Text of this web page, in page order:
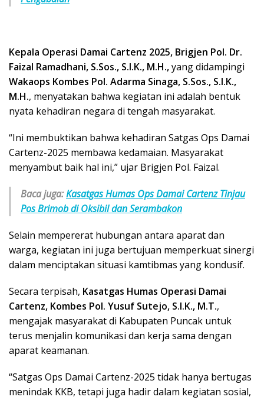
Kepala Operasi Damai Cartenz 2025, Brigjen Pol. Dr.
Faizal Ramadhani, S.Sos., S.I.K., M.H.,yang didampingi
Wakaops Kombes Pol. Adarma Sinaga, S.Sos., S.I.K.,
M.H., menyatakan bahwa kegiatan ini adalah bentuk
nyata kehadiran negara di tengah masyarakat.
“Ini membuktikan bahwa kehadiran Satgas Ops Damai
Cartenz-2025 membawa kedamaian. Masyarakat
menyambut baik hal ini,” ujar Brigjen Pol. Faizal.
Baca juga:Kasatgas Humas Ops Damai Cartenz Tinjau
Pos Brimob di Oksibil dan Serambakon
Selain mempererat hubungan antara aparat dan
warga, kegiatan ini juga bertujuan memperkuat sinergi
dalam menciptakan situasi kamtibmas yang kondusif.
Secara terpisah, Kasatgas Humas Operasi Damai
Cartenz, Kombes Pol. Yusuf Sutejo, S.I.K., M.T.,
mengajak masyarakat di Kabupaten Puncak untuk
terus menjalin komunikasi dan kerja sama dengan
aparat keamanan.
“Satgas Ops Damai Cartenz-2025 tidak hanya bertugas
menindak KKB, tetapi juga hadir dalam kegiatan sosial,